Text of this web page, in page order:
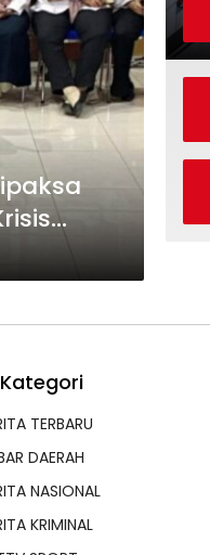
Kategori
TERBARU
DAERAH
NASIONAL
KRIMINAL